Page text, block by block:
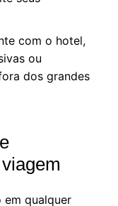
com o hotel,
ou
dos grandes
em qualquer